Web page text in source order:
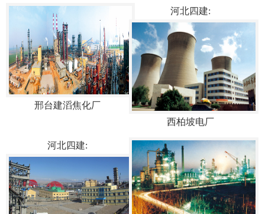
邢台建滔焦化厂
河北四建:
西柏坡电厂
河北四建: